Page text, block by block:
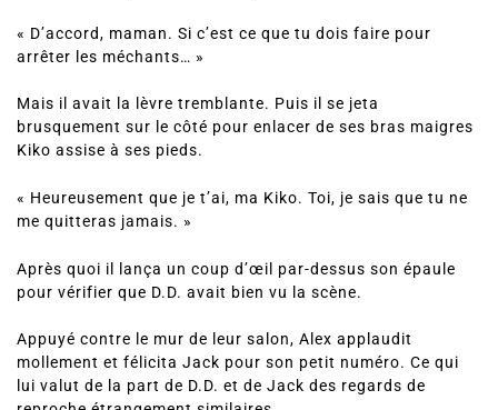
« D’accord, maman. Si c’est ce que tu dois faire pour
arrêter les méchants… »
Mais il avait la lèvre tremblante. Puis il se jeta
brusquement sur le côté pour enlacer de ses bras maigres
Kiko assise à ses pieds.
« Heureusement que je t’ai, ma Kiko. Toi, je sais que tu ne
me quitteras jamais. »
Après quoi il lança un coup d’œil par-dessus son épaule
pour vérifier que D.D. avait bien vu la scène.
Appuyé contre le mur de leur salon, Alex applaudit
mollement et félicita Jack pour son petit numéro. Ce qui
lui valut de la part de D.D. et de Jack des regards de